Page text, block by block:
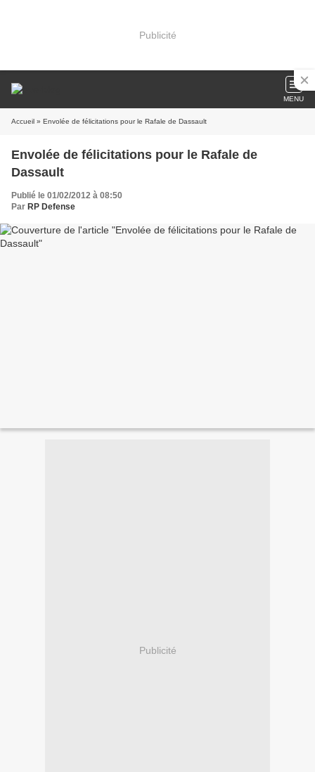
Publicité
MENU
Accueil » Envolée de félicitations pour le Rafale de Dassault
Envolée de félicitations pour le Rafale de
Dassault
Publié le 01/02/2012 à 08:50
Par RP Defense
Publicité